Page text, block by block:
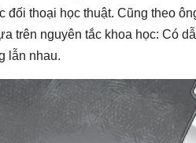
đối thoại học thuật. Cũng theo
trên nguyên tắc khoa học: Có
lẫn nhau.